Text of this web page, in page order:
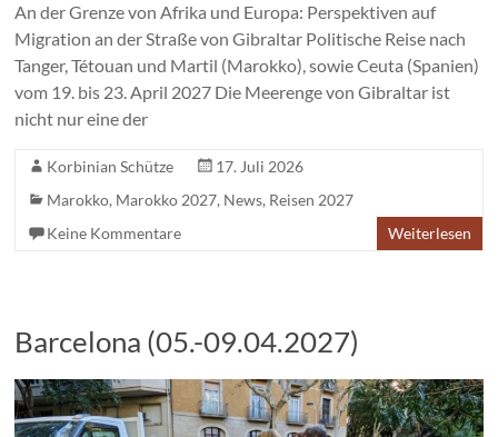
An der Grenze von Afrika und Europa: Perspektiven auf
Migration an der Straße von Gibraltar Politische Reise nach
Tanger, Tétouan und Martil (Marokko), sowie Ceuta (Spanien)
vom 19. bis 23. April 2027 Die Meerenge von Gibraltar ist
nicht nur eine der
Korbinian Schütze
17. Juli 2026
Marokko, Marokko 2027, News, Reisen 2027
Keine Kommentare
Weiterlesen
Barcelona (05.-09.04.2027)